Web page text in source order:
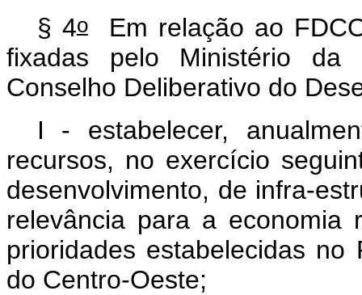
§ 4oEm relação ao
fixadas pelo Ministério da
Conselho Deliberativo do
I - estabelecer,
recursos, no exercício
desenvolvimento, de infra-
relevância para a economia
prioridades estabelecidas no
do Centro-Oeste;